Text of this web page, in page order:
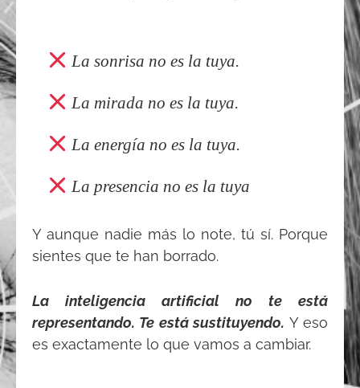
La sonrisa no es la tuya.
La mirada no es la tuya.
La energía no es la tuya.
La presencia no es la tuya
Y aunque nadie más lo note, tú sí. Porque
sientes que te han borrado.
La inteligencia artificial no te está
representando. Te está sustituyendo. Y eso
es exactamente lo que vamos a cambiar.